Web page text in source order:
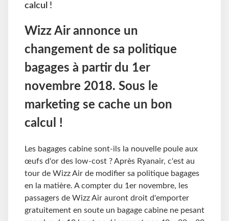
calcul !
Wizz Air annonce un
changement de sa politique
bagages à partir du 1er
novembre 2018. Sous le
marketing se cache un bon
calcul !
Les bagages cabine sont-ils la nouvelle poule aux
œufs d'or des low-cost ? Après Ryanair, c'est au
tour de Wizz Air de modifier sa politique bagages
en la matière. A compter du 1er novembre, les
passagers de Wizz Air auront droit d'emporter
gratuitement en soute un bagage cabine ne pesant